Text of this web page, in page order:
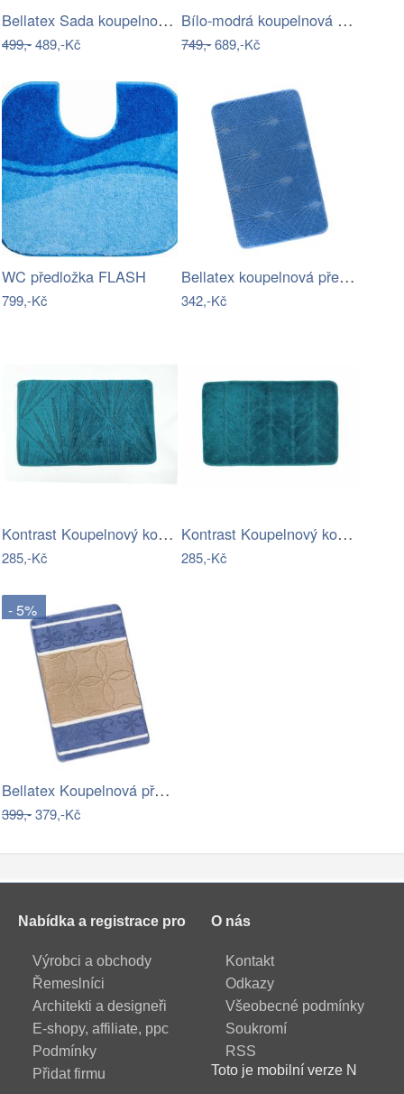
Bellatex Sada koupelnových předložek…
499,-489,-Kč
Bílo-modrá koupelnová předložka z…
749,-689,-Kč
WC předložka FLASH
799,-Kč
Bellatex koupelnová předložka BANY…
342,-Kč
Kontrast Koupelnový kobereček PALM…
285,-Kč
Kontrast Koupelnový kobereček LEAF…
285,-Kč
- 5%
Bellatex Koupelnová předložka Bany…
399,-379,-Kč
Nabídka a registrace pro
Výrobci a obchody
Řemeslníci
Architekti a designeři
E-shopy, affiliate, ppc
Podmínky
Přidat firmu
O nás
Kontakt
Odkazy
Všeobecné podmínky
Soukromí
RSS
Toto je mobilní verze N